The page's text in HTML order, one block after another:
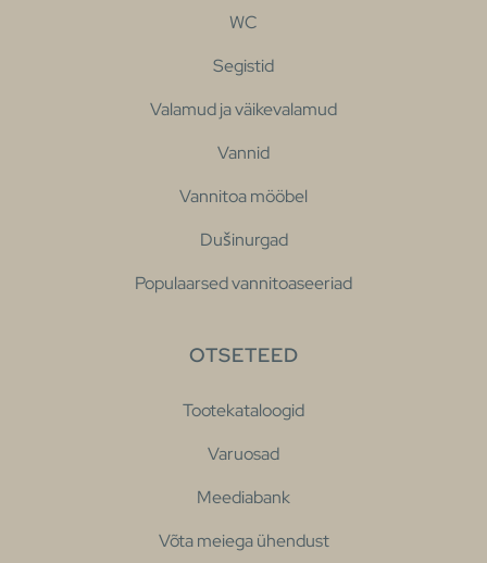
WC
Segistid
Valamud ja väikevalamud
Vannid
Vannitoa mööbel
Dušinurgad
Populaarsed vannitoaseeriad
OTSETEED
Tootekataloogid
Varuosad
Meediabank
Võta meiega ühendust